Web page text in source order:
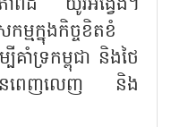
មក្នុងកិច្ចខិតខំ
គាំទ្រកម្ពុជា និងថៃ
យបានពេញលេញ និង